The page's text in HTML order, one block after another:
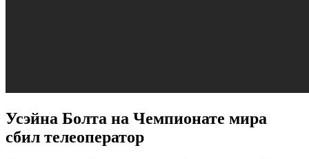
Усэйна Болта на Чемпионате мира
сбил телеоператор